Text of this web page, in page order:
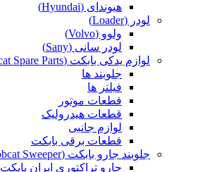
هیوندای (Hyundai)
لودر (Loader)
ولوو (Volvo)
لودر سانی (Sany)
لوازم یدکی بابکت (Bobcat Spare Parts)
جلوبند ها
فیلتر ها
قطعات موتور
قطعات هیدرولیک
لوازم جانبی
قطعات برقی بابکت
جلوبند جارو بابکت (Bobcat Sweeper)
جارو تراکتوری ایران بابکت